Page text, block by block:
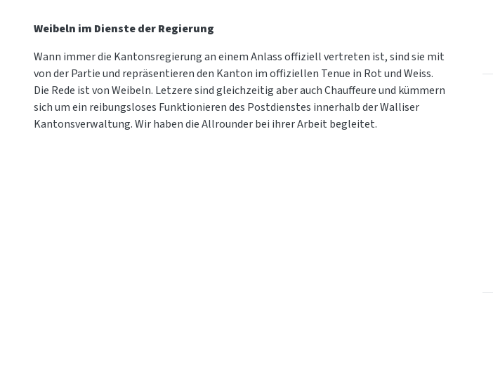
Weibeln im Dienste der Regierung
Wann immer die Kantonsregierung an einem Anlass offiziell vertreten ist, sind sie mit
von der Partie und repräsentieren den Kanton im offiziellen Tenue in Rot und Weiss.
Die Rede ist von Weibeln. Letzere sind gleichzeitig aber auch Chauffeure und kümmern
sich um ein reibungsloses Funktionieren des Postdienstes innerhalb der Walliser
Kantonsverwaltung. Wir haben die Allrounder bei ihrer Arbeit begleitet.